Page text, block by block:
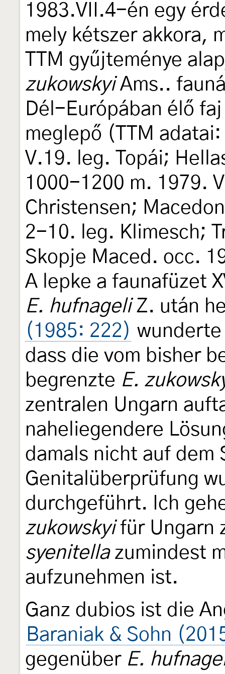
1983.VII.4-én egy
mely kétszer akkora,
TTM gyűjteménye
zukowskyiAms..
Dél-Európában élő
meglepő (TTM
V.19. leg. Topái;
1000-1200 m. 1979.
Christensen;
2-10. leg. Klimesch;
Skopje Maced. occ.
A lepke a faunafüzet
E. hufnageliZ. után
(1985: 222)
dass die vom bisher
begrenzte E.
zentralen Ungarn
naheliegendere
damals nicht auf dem
Genitalüberprüfung
durchgeführt. Ich
zukowskyifür Ungarn
syenitellazumindest
aufzunehmen ist.
Ganz dubios ist die
Baraniak & Sohn
gegenüber E.